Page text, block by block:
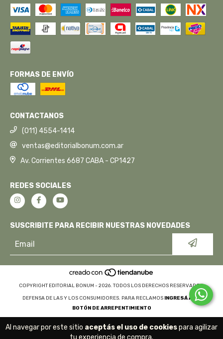
Al navegar por este sitio aceptás el uso de cookiespara agilizar
tu experiencia de compra.
FORMAS DE ENVÍO
CONTACTANOS
(011) 4554-1414
ventas@editorialbonum.com.ar
Av. Corrientes 6687 CABA - CP1427
REDES SOCIALES
SUSCRIBITE PARA RECIBIR NUESTRAS NOVEDADES
COPYRIGHT EDITORIAL BONUM - 2026. TODOS LOS DERECHOS RESERVADOS.
DEFENSA DE LAS Y LOS CONSUMIDORES. PARA RECLAMOS INGRESÁ ACÁ.
BOTÓN DE ARREPENTIMIENTO